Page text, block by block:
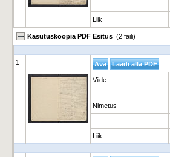
Liik
Kasutuskoopia PDF Esitus (2 faili)
1
Viide
Nimetus
Liik